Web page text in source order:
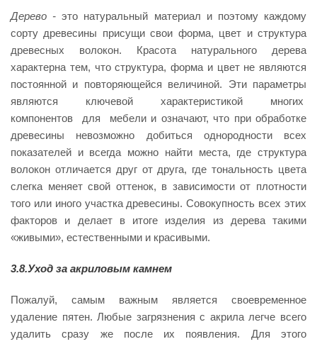
Дерево -это натуральный материал и поэтому каждому
сорту древесины присущи свои форма, цвет и структура
древесных волокон. Красота натурального дерева
характерна тем, что структура, форма и цвет не являются
постоянной и повторяющейся величиной. Эти параметры
являются ключевой характеристикой многих
компонентов для мебели и означают, что при обработке
древесины невозможно добиться однородности всех
показателей и всегда можно найти места, где структура
волокон отличается друг от друга, где тональность цвета
слегка меняет свой оттенок, в зависимости от плотности
того или иного участка древесины. Совокупность всех этих
факторов и делает в итоге изделия из дерева такими
«живыми», естественными и красивыми.
3.8.Уход за акриловым камнем
Пожалуй, самым важным является своевременное
удаление пятен. Любые загрязнения с акрила легче всего
удалить сразу же после их появления. Для этого